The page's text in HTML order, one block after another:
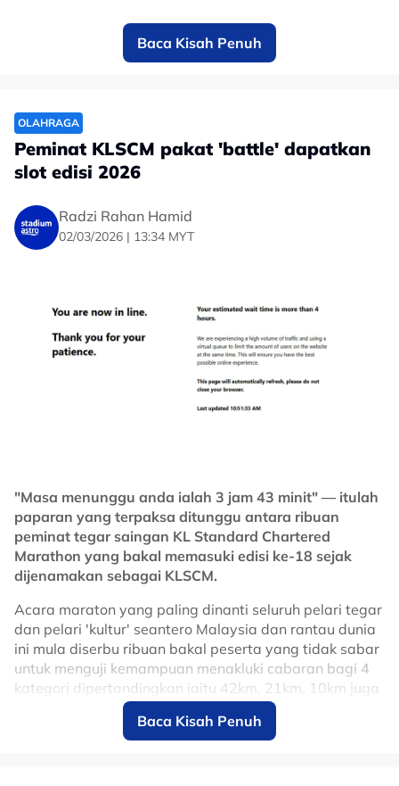
Penyertaannya dalam kategori 10 kilometer itu
menjadi simbol kekuatan dan penghormatan terhadap
Jota dan lariannya ditamatkan dalam masa catatan
untuk memakai nombor bib 20, sinonim dengan
kejayaan yang pernah dibawa mendiang suaminya
Apa sahaja yang perlu dilakukan atau diharungi Rute,
dengan tiga lagi anaknya bersama Jota untuk
menruskan kehidupan kehilangan bapa/suami adalah
satu pengorbanan yang hanya dia sahaja tahu.
media sosialInstagramdengan kapsyen ringkas ‘20
selamanya’ bagi melambangkan kasih sayang yang
tiada penghujung.
Baca Kisah Penuh
OLAHRAGA
Peminat KLSCM pakat 'battle' dapatkan
slot edisi 2026
Radzi Rahan Hamid
02/03/2026 | 13:34 MYT
"Masa menunggu anda ialah 3 jam 43 minit" — itulah
paparan yang terpaksa ditunggu antara ribuan
peminat tegar saingan KL Standard Chartered
Marathon yang bakal memasuki edisi ke-18 sejak
dijenamakan sebagai KLSCM.
Acara maraton yang paling dinanti seluruh pelari tegar
dan pelari 'kultur' seantero Malaysia dan rantau dunia
ini mula diserbu ribuan bakal peserta yang tidak sabar
untuk menguji kemampuan menakluki cabaran bagi 4
kategori dipertandingkan iaitu 42km, 21km, 10km juga
Ada yang sanggup menunggu sehingga 4 jam untuk
Baca Kisah Penuh